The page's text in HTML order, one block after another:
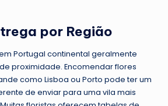
por Região
Portugal continental geralmente
proximidade. Encomendar flores
como Lisboa ou Porto pode ter um
de enviar para uma vila mais